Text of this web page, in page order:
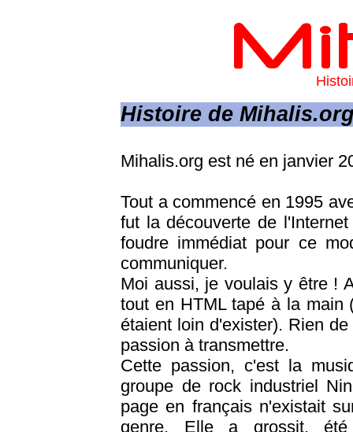
Histoire de
Mihalis.org est né en janvier
Tout a commencé en 1995
fut la découverte de
foudre immédiat pour ce
communiquer.
Moi aussi, je voulais y être !
tout en HTML tapé à la main
étaient loin d'exister). Rien
passion à transmettre.
Cette passion, c'est la
groupe de rock industriel
page en français n'existait
genre. Elle a grossit, été